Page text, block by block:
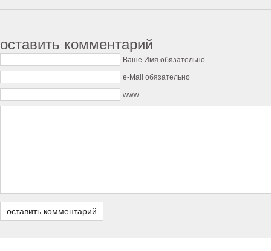
оставить комментарий
Ваше Имя обязательно
e-Mail обязательно
www